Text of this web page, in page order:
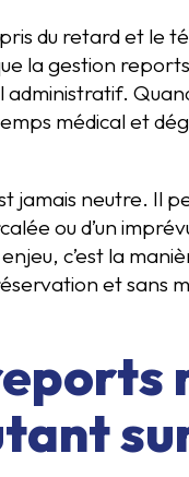
du retard et le
la gestion
administratif.
médical et
jamais neutre. Il
ou d’un
c’est la
et sans